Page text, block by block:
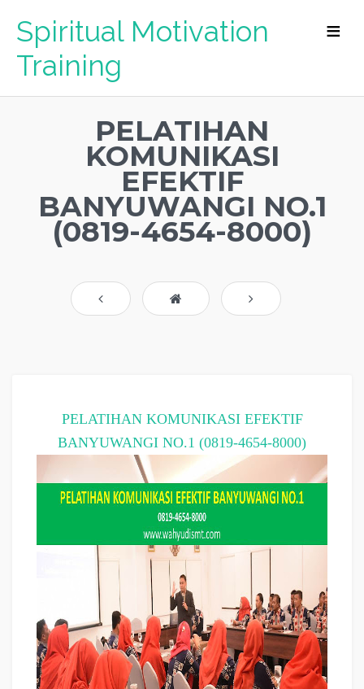
Spiritual Motivation
Training
PELATIHAN
KOMUNIKASI
EFEKTIF
BANYUWANGI NO.1
(0819-4654-8000)
PELATIHAN KOMUNIKASI EFEKTIF
BANYUWANGI NO.1 (0819-4654-8000)